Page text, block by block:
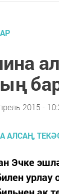
2015 -
Эчке
урлау